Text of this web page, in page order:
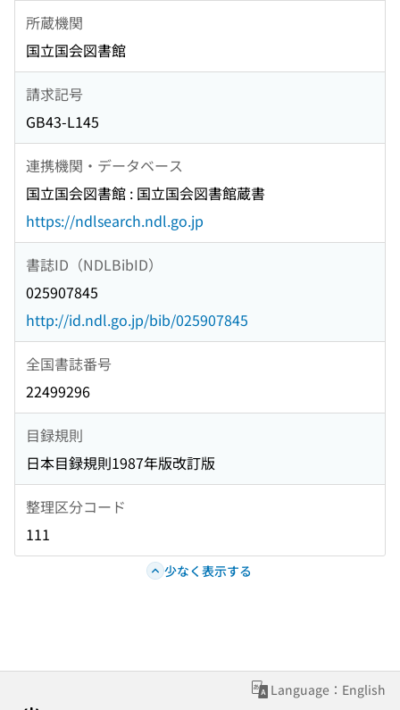
所蔵機関
国立国会図書館
請求記号
GB43-L145
連携機関・データベース
国立国会図書館 : 国立国会図書館蔵書
https://ndlsearch.ndl.go.jp
書誌ID（NDLBibID）
025907845
http://id.ndl.go.jp/bib/025907845
全国書誌番号
22499296
目録規則
日本目録規則1987年版改訂版
整理区分コード
111
少なく表示する
Language：English